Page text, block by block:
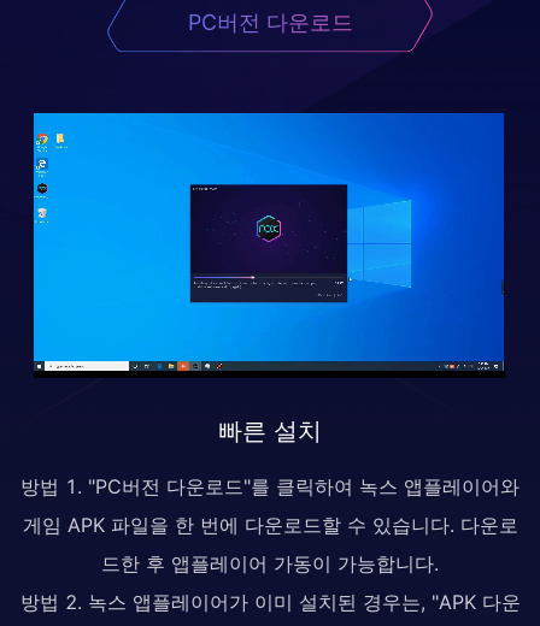
PC버전 다운로드
빠른 설치
방법 1. "PC버전 다운로드"를 클릭하여 녹스 앱플레이어와
게임 APK 파일을 한 번에 다운로드할 수 있습니다. 다운로
드한 후 앱플레이어 가동이 가능합니다.
방법 2. 녹스 앱플레이어가 이미 설치된 경우는, "APK 다운